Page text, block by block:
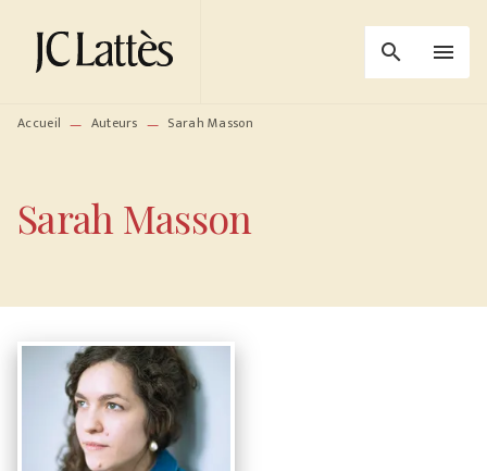
MENU RECHERCHE
PIED DE PAGE
search menu
Accueil — Auteurs — Sarah Masson
Sarah Masson